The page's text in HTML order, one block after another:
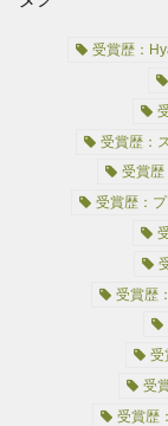
受賞歴：
受賞歴：
受賞歴
受賞歴：
受賞歴
受
受
受賞歴